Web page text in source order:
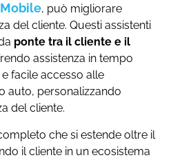
, può migliorare
del cliente. Questi assistenti
ponte tra il cliente e il
assistenza in tempo
facile accesso alle
auto, personalizzando
del cliente.
che si estende oltre il
il cliente in un ecosistema